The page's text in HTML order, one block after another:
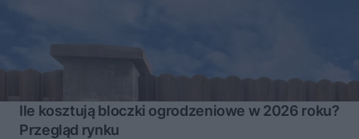
Ile kosztują bloczki ogrodzeniowe w 2026 roku?
Przegląd rynku